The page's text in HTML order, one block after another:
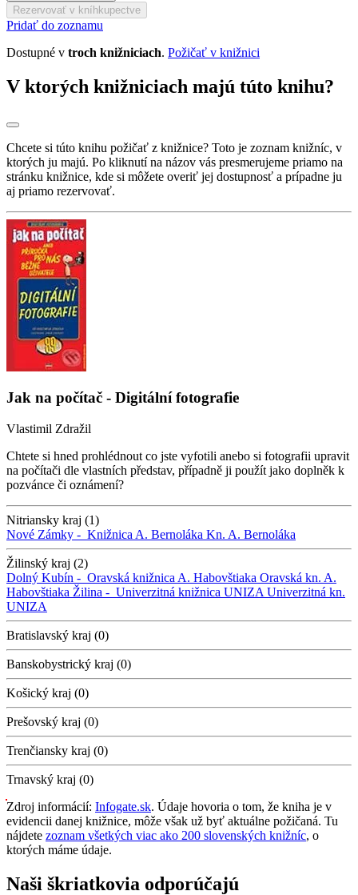
Rezervovať v kníhkupectve
Pridať do zoznamu
Dostupné v troch knižniciach. Požičať v knižnici
V ktorých knižniciach majú túto knihu?
Chcete si túto knihu požičať z knižnice? Toto je zoznam knižníc, v
ktorých ju majú. Po kliknutí na názov vás presmerujeme priamo na
stránku knižnice, kde si môžete overiť jej dostupnosť a prípadne ju
aj priamo rezervovať.
Jak na počítač - Digitální fotografie
Vlastimil Zdražil
Chtete si hned prohlédnout co jste vyfotili anebo si fotografii upravit
na počítači dle vlastních představ, případně ji použít jako doplněk k
pozvánce či oznámení?
Nitriansky kraj (1)
Nové Zámky - Knižnica A. Bernoláka Kn. A. Bernoláka
Žilinský kraj (2)
Dolný Kubín - Oravská knižnica A. Habovštiaka Oravská kn. A.
Habovštiaka Žilina - Univerzitná knižnica UNIZA Univerzitná kn.
UNIZA
Bratislavský kraj (0)
Banskobystrický kraj (0)
Košický kraj (0)
Prešovský kraj (0)
Trenčiansky kraj (0)
Trnavský kraj (0)
Zdroj informácií: Infogate.sk. Údaje hovoria o tom, že kniha je v
evidencii danej knižnice, môže však už byť aktuálne požičaná. Tu
nájdete zoznam všetkých viac ako 200 slovenských knižníc, o
ktorých máme údaje.
Naši škriatkovia odporúčajú